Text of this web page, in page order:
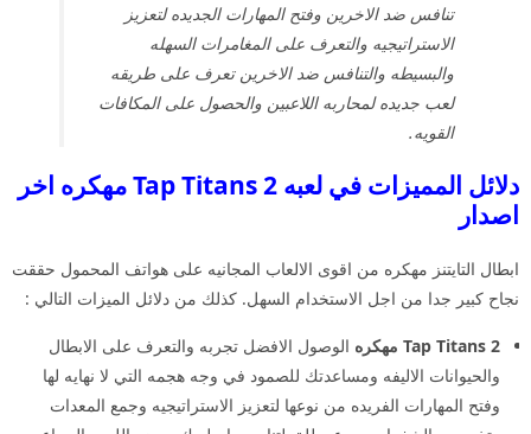
تنافس ضد الاخرين وفتح المهارات الجديده لتعزيز
الاستراتيجيه والتعرف على المغامرات السهله
والبسيطه والتنافس ضد الاخرين تعرف على طريقه
لعب جديده لمحاربه اللاعبين والحصول على المكافات
القويه.
دلائل المميزات في لعبه Tap Titans 2 مهكره اخر
اصدار
ابطال التايتنز مهكره من اقوى الالعاب المجانيه على هواتف المحمول حققت
نجاح كبير جدا من اجل الاستخدام السهل. كذلك من دلائل الميزات التالي :
Tap Titans 2 مهكره
الوصول الافضل تجربه والتعرف على الابطال
والحيوانات الاليفه ومساعدتك للصمود في وجه هجمه التي لا نهايه لها
وفتح المهارات الفريده من نوعها لتعزيز الاستراتيجيه وجمع المعدات